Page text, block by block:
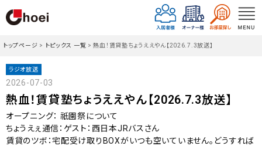
トップページ > トピックス 一覧 >熱血！賃貸塾ちょうええやん【2026.7.3放送】
ラジオ放送
2026-07-03
熱血！賃貸塾ちょうええやん【2026.7.3放送】
オープニング： 祇園祭について
ちょうえぇ通信：ゲスト：西日本JRバスさん
賃貸のツボ：宅配受け取りBOXがいつも空いていません。どうすれば